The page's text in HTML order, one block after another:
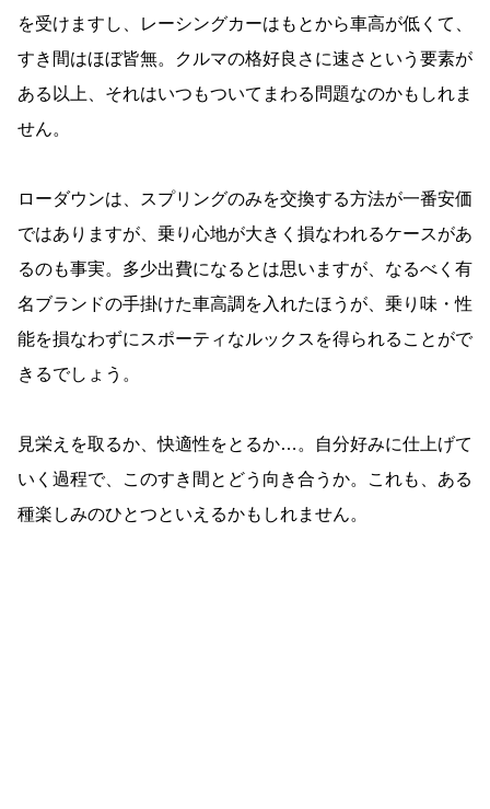
を受けますし、レーシングカーはもとから車高が低くて、
すき間はほぼ皆無。クルマの格好良さに速さという要素が
ある以上、それはいつもついてまわる問題なのかもしれま
せん。
ローダウンは、スプリングのみを交換する方法が一番安価
ではありますが、乗り心地が大きく損なわれるケースがあ
るのも事実。多少出費になるとは思いますが、なるべく有
名ブランドの手掛けた車高調を入れたほうが、乗り味・性
能を損なわずにスポーティなルックスを得られることがで
きるでしょう。
見栄えを取るか、快適性をとるか…。自分好みに仕上げて
いく過程で、このすき間とどう向き合うか。これも、ある
種楽しみのひとつといえるかもしれません。